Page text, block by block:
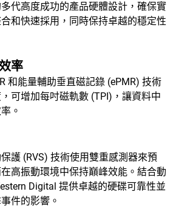
代高度成功的產品硬體設計，確保實
和快速採用，同時保持卓越的穩定性
率
和能量輔助垂直磁記錄 (ePMR) 技術
可增加每吋磁軌數 (TPI)，讓資料中
。
護 (RVS) 技術使用雙重感測器來預
高振動環境中保持巔峰效能。結合動
Digital 提供卓越的硬碟可靠性並
件的影響。